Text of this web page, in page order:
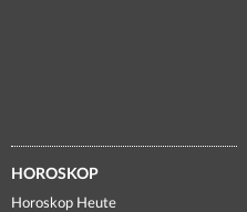
HOROSKOP
Horoskop Heute